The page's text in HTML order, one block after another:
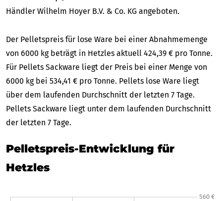
Händler Wilhelm Hoyer B.V. & Co. KG angeboten.
Der Pelletspreis für lose Ware bei einer Abnahmemenge
von 6000 kg beträgt in Hetzles aktuell 424,39 € pro Tonne.
Für Pellets Sackware liegt der Preis bei einer Menge von
6000 kg bei 534,41 € pro Tonne. Pellets lose Ware liegt
über dem laufenden Durchschnitt der letzten 7 Tage.
Pellets Sackware liegt unter dem laufenden Durchschnitt
der letzten 7 Tage.
Pelletspreis-Entwicklung für
Hetzles